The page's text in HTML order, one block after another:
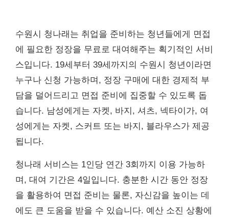
수원시 청나래는 취업을 준비하는 청년들에게 면접
에 필요한 정장을 무료로 대여해주는 획기적인 서비
스입니다. 19세부터 39세까지의 수원시 청년이라면
누구나 신청 가능하며, 정장 구매에 대한 경제적 부
담을 덜어드리고 면접 준비에 집중할 수 있도록 돕
습니다. 남성에게는 자켓, 바지, 셔츠, 넥타이가, 여
성에게는 자켓, 스커트 또는 바지, 블라우스가 제공
됩니다.
청나래 서비스는 1인당 연간 3회까지 이용 가능하
며, 대여 기간은 4일입니다. 충분한 시간 동안 정장
을 활용하여 면접 준비는 물론, 자신감을 높이는 데
에도 큰 도움을 받을 수 있습니다. 예산 소진 상황에